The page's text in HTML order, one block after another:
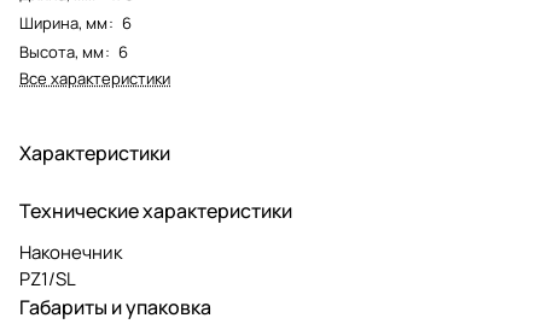
Ширина, мм: 6
Высота, мм: 6
Все характеристики
Характеристики
Технические характеристики
Наконечник
PZ1/SL
Габариты и упаковка